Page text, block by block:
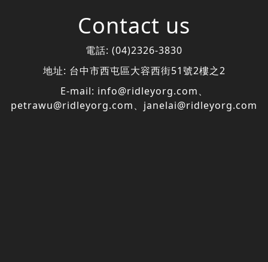
Contact us
電話: (04)2326-3830
地址: 台中市西屯區大容西街51號2樓之2
E-mail: info@ridleyorg.com、
petrawu@ridleyorg.com、 janelai@ridleyorg.com